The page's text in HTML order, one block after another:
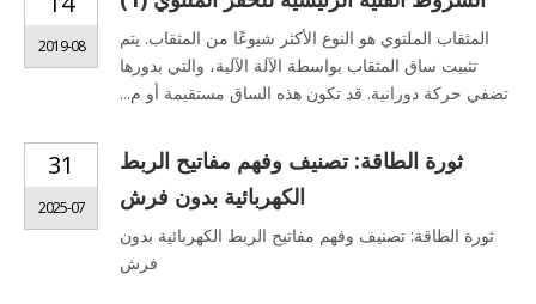
2019-08
المثقاب الملتوي هو النوع الأكثر شيوعًا من المثقاب. يتم
تثبيت ساق المثقاب بواسطة الآلة الآلية، والتي بدورها
تضفي حركة دورانية. قد تكون هذه الساق مستقيمة أو م...
31
2025-07
ثورة الطاقة: تصنيف وفهم مفاتيح الربط
الكهربائية بدون فرش
ثورة الطاقة: تصنيف وفهم مفاتيح الربط الكهربائية بدون
فرش